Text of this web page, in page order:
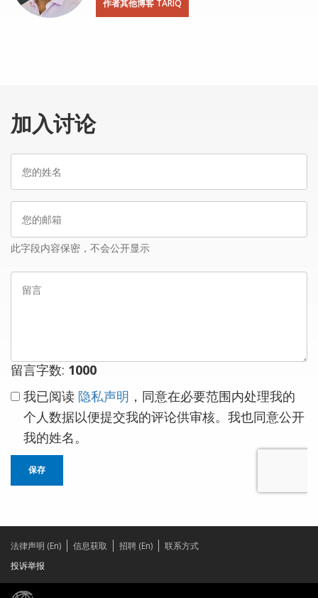
作者其他博客 TARIQ
加入讨论
您
您
邮
此字段内容保密，不会公开显示
留
留言字数: 1000
我已阅读 隐私声明 ，同意在必要范围内处理我的
个人数据以便提交我的评论供审核。我也同意公开
我的姓名。
保存
法律声明 (En) 信息获取 招聘 (En)
联系方式
投诉举报